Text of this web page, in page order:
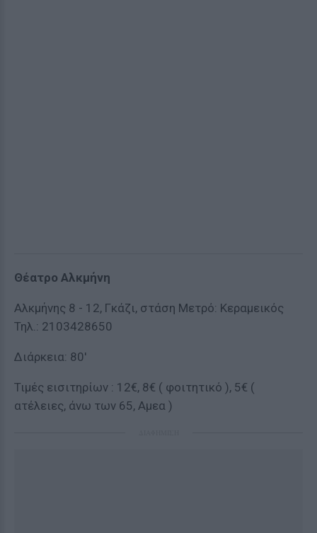
Θέατρο Αλκμήνη
Αλκμήνης 8 - 12, Γκάζι, στάση Μετρό: Κεραμεικός
Τηλ.: 2103428650
Διάρκεια: 80'
Τιμές εισιτηρίων : 12€, 8€ ( φοιτητικό ), 5€ (
ατέλειες, άνω των 65, Αμεα )